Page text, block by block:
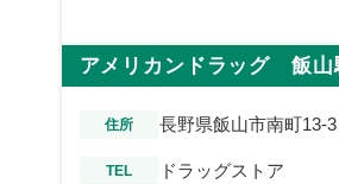
アメリカンドラッグ 飯山
住所 長野県飯山市南町13-3
TEL
ドラッグストア